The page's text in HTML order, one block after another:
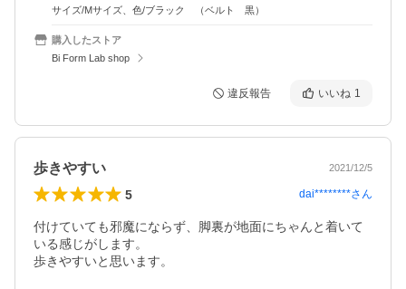
サイズ/Mサイズ、色/ブラック （ベルト 黒）
購入したストア
Bi Form Lab shop
違反報告 いいね 1
歩きやすい 2021/12/5
5 dai********さん
付けていても邪魔にならず、脚裏が地面にちゃんと着いて
いる感じがします。
歩きやすいと思います。